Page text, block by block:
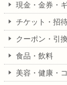
現金・金券・
チケット・招
クーポン・引
食品・飲料
美容・健康・